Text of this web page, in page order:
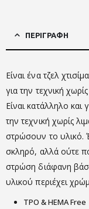
ΠΕΡΙΓΡΑΦΉ
Είναι ένα τζελ
για την τεχνική
Είναι κατάλληλο και
την τεχνική χωρίς
στρώσουν το υλικό.
σκληρό, αλλά ούτε
στρώση διάφανη
υλικού περιέχει
TPO & HEMA Free